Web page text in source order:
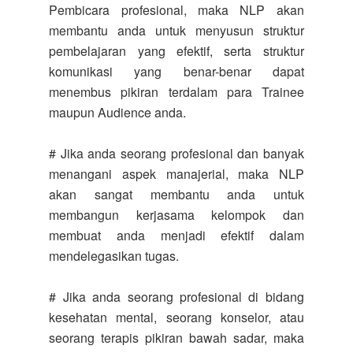
Pembicara profesional, maka NLP akan
membantu anda untuk menyusun struktur
pembelajaran yang efektif, serta struktur
komunikasi yang benar-benar dapat
menembus pikiran terdalam para Trainee
maupun Audience anda.
# Jika anda seorang profesional dan banyak
menangani aspek manajerial, maka NLP
akan sangat membantu anda untuk
membangun kerjasama kelompok dan
membuat anda menjadi efektif dalam
mendelegasikan tugas.
# Jika anda seorang profesional di bidang
kesehatan mental, seorang konselor, atau
seorang terapis pikiran bawah sadar, maka